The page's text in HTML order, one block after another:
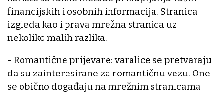
financijskih i osobnih informacija. Stranica
izgleda kao i prava mrežna stranica uz
nekoliko malih razlika.
- Romantične prijevare: varalice se pretvaraju
da su zainteresirane za romantičnu vezu. One
se obično događaju na mrežnim stranicama